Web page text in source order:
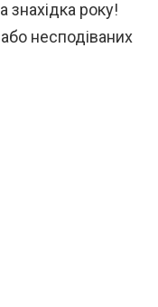
знахідка року!
несподіваних